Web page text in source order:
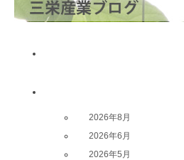
2026年8月
2026年6月
2026年5月